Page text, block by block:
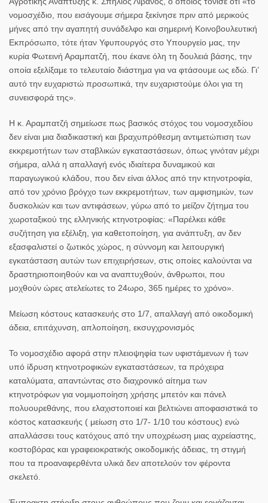
νομοσχέδιο, που εισάγουμε σήμερα ξεκίνησε πριν από μερικούς
μήνες από την αγαπητή συνάδελφο και σημερινή Κοινοβουλευτική
Εκπρόσωπο, τότε ήταν Υφυπουργός στο Υπουργείο μας, την
κυρία Φωτεινή Αραμπατζή, που έκανε όλη τη δουλειά βάσης, την
οποία εξελίξαμε το τελευταίο διάστημα για να φτάσουμε ως εδώ. Γι’
αυτό την ευχαριστώ προσωπικά, την ευχαριστούμε όλοι για τη
συνεισφορά της».
Η κ. Αραμπατζή σημείωσε πως βασικός στόχος του νομοσχεδίου
δεν είναι μια διαδικαστική και βραχυπρόθεσμη αντιμετώπιση των
εκκρεμοτήτων των σταβλικών εγκαταστάσεων, όπως γινόταν μέχρι
σήμερα, αλλά η απαλλαγή ενός ιδιαίτερα δυναμικού και
παραγωγικού κλάδου, που δεν είναι άλλος από την κτηνοτροφία,
από τον χρόνιο βρόγχο των εκκρεμοτήτων, των αμφισημιών, των
δυσκολιών και των αντιφάσεων, γύρω από το μείζον ζήτημα του
χωροταξικού της ελληνικής κτηνοτροφίας: «Παρέλκει κάθε
συζήτηση για εξέλιξη, για καθετοποίηση, για ανάπτυξη, αν δεν
εξασφαλιστεί ο ζωτικός χώρος, η σύννομη και λειτουργική
εγκατάσταση αυτών των επιχειρήσεων, στις οποίες καλούνται να
δραστηριοποιηθούν και να αναπτυχθούν, άνθρωποι, που
μοχθούν ώρες ατελείωτες το 24ωρο, 365 ημέρες το χρόνο».
Μείωση κόστους κατασκευής στο 1/7, απαλλαγή από οικοδομική
άδεια, επιτάχυνση, απλοποίηση, εκσυγχρονισμός
Το νομοσχέδιο αφορά στην πλειοψηφία των υφιστάμενων ή των
υπό ίδρυση κτηνοτροφικών εγκαταστάσεων, τα πρόχειρα
καταλύματα, απαντώντας στο διαχρονικό αίτημα των
κτηνοτρόφων για νομιμοποίηση χρήσης μπετόν και πάνελ
πολυουρεθάνης, που ελαχιστοποιεί και βελτιώνει αποφασιστικά το
κόστος κατασκευής ( μείωση στο 1/7- 1/10 του κόστους) ενώ
απαλλάσσει τους κατόχους από την υποχρέωση μιας αχρείαστης,
κοστοβόρας και γραφειοκρατικής οικοδομικής άδειας, τη στιγμή
που τα προαναφερθέντα υλικά δεν αποτελούν τον φέροντα
σκελετό.